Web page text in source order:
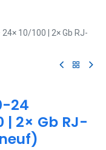
10/100 | 2× Gb RJ-
24
| 2× Gb RJ-